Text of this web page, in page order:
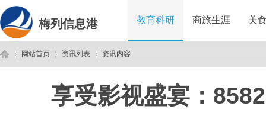
梅列信息港 教育科研 商旅生涯 美
网站首页 资讯列表
›
资讯内容
享受影视盛宴：